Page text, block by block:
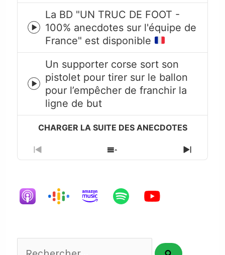
Episode
play
icon
La BD "UN TRUC DE FOOT -
100% anecdotes sur l'équipe de
France" est disponible
Episode
play
icon
Un supporter corse sort son
pistolet pour tirer sur le ballon
pour l’empêcher de franchir la
ligne de but
Previous
Episode
Show
Episodes
Next
Episode
Rechercher...